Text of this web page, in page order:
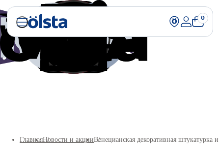
0
ГлавнаяНовости и акцииВенецианская декоративная штукатурка